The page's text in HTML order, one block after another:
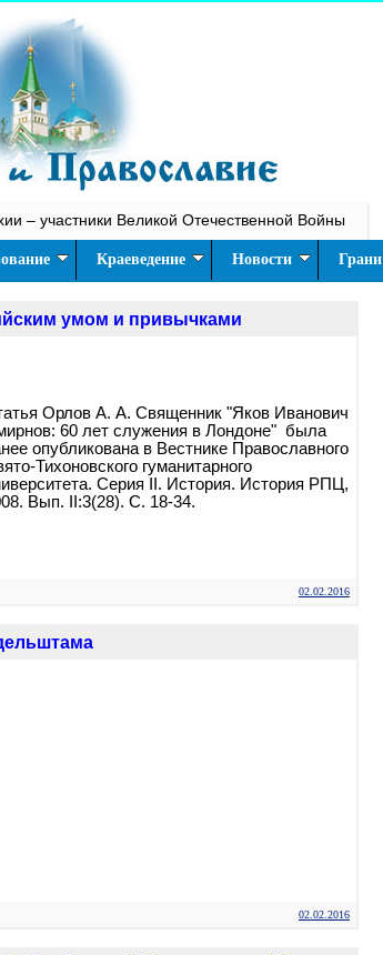
– участники Великой Отечественной Войны
Краеведение Новости Грани
умом и привычками
Орлов А. А. Священник "Яков Иванович
60 лет служения в Лондоне" была
опубликована в Вестнике Православного
Тихоновского гуманитарного
Серия II. История. История РПЦ,
Вып. II:3(28). С. 18-34.
02.02.2016
02.02.2016